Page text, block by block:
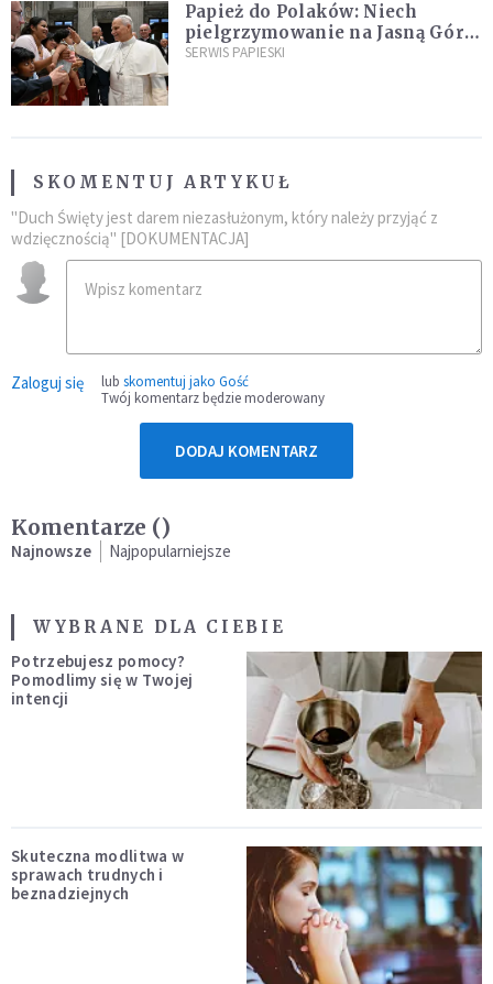
Papież do Polaków: Niech
pielgrzymowanie na Jasną Górę
umocni wiarę i nadzieję
SERWIS PAPIESKI
SKOMENTUJ ARTYKUŁ
"Duch Święty jest darem niezasłużonym, który należy przyjąć z
wdzięcznością" [DOKUMENTACJA]
Zaloguj się lub skomentuj jako Gość
Twój komentarz będzie moderowany
DODAJ KOMENTARZ
Komentarze ()
Najnowsze Najpopularniejsze
WYBRANE DLA CIEBIE
Potrzebujesz pomocy?
Pomodlimy się w Twojej
intencji
Skuteczna modlitwa w
sprawach trudnych i
beznadziejnych